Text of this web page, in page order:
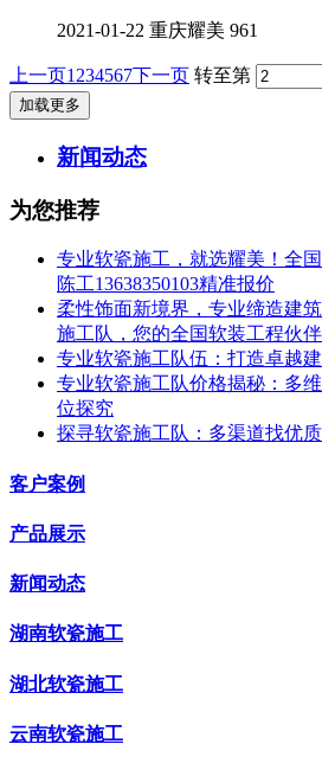
2021-01-22 重庆耀美 961
上一页1 234567下一页 转至第
加载更多
新闻动态
为您推荐
专业软瓷施工，就选耀美！全
陈工13638350103精准报价
柔性饰面新境界，专业缔造建
施工队，您的全国软装工程伙伴
专业软瓷施工队伍：打造卓越
专业软瓷施工队价格揭秘：多
位探究
探寻软瓷施工队：多渠道找优
客户案例
产品展示
新闻动态
湖南软瓷施工
湖北软瓷施工
云南软瓷施工